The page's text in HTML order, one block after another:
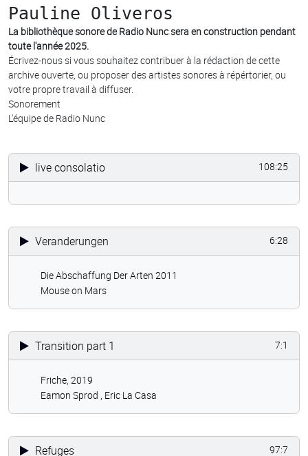
Pauline Oliveros
La bibliothèque sonore de Radio Nunc sera en construction pendant
toute l'année 2025.
Écrivez-nous si vous souhaitez contribuer à la rédaction de cette
archive ouverte, ou proposer des artistes sonores à répértorier, ou
votre propre travail à diffuser.
Sonorement
L'équipe de Radio Nunc
live consolatio 108:25
Veranderungen 6:28
Die Abschaffung Der Arten 2011
Mouse on Mars
Transition part 1 7:1
Friche, 2019
Eamon Sprod , Eric La Casa
Refuges 97:7